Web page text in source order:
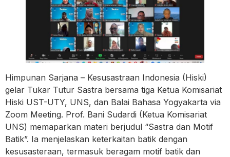
Himpunan Sarjana – Kesusastraan Indonesia (Hiski)
gelar Tukar Tutur Sastra bersama tiga Ketua Komisariat
Hiski UST-UTY, UNS, dan Balai Bahasa Yogyakarta via
Zoom Meeting. Prof. Bani Sudardi (Ketua Komisariat
UNS) memaparkan materi berjudul “Sastra dan Motif
Batik”. Ia menjelaskan keterkaitan batik dengan
kesusasteraan, termasuk beragam motif batik dan